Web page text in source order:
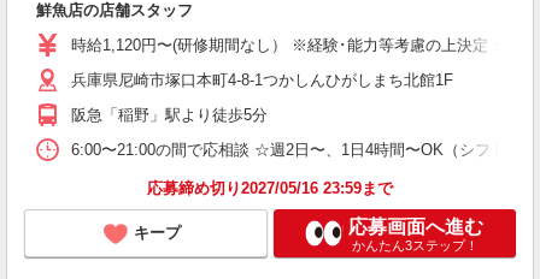
鮮魚店の店舗スタッフ
時給1,120円〜(研修期間なし） ※経験･能力等考慮の上決定 ☆昇
兵庫県尼崎市塚口本町4-8-1つかしんひがしまち北館1F
阪急「稲野」駅より徒歩5分
6:00〜21:00の間で応相談 ☆週2日〜、1日4時間〜OK（シフト制
応募締め切り2027/05/16 23:59まで
キープ 応募画面へ進む
かんたん3ステップ！